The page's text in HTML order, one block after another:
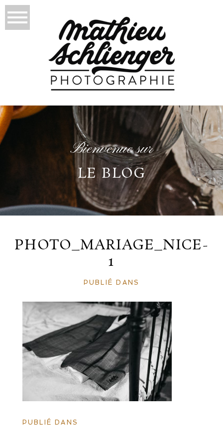
Bienvenue sur
LE BLOG
PHOTO_MARIAGE_NICE-
1
PUBLIÉ DANS
PUBLIÉ DANS